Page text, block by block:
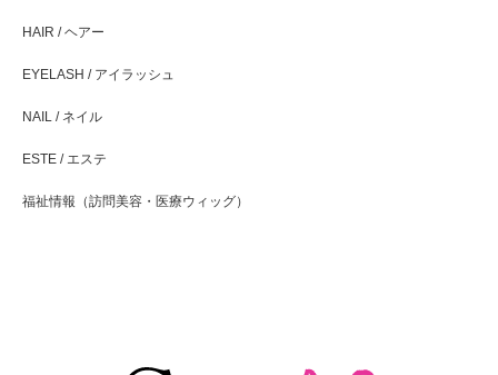
HAIR / ヘアー
EYELASH / アイラッシュ
NAIL / ネイル
ESTE / エステ
福祉情報（訪問美容・医療ウィッグ）